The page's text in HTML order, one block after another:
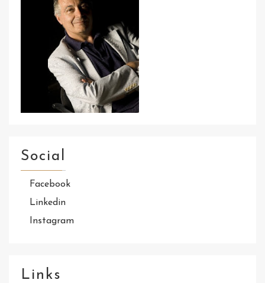
Social
Facebook
Linkedin
Instagram
Links